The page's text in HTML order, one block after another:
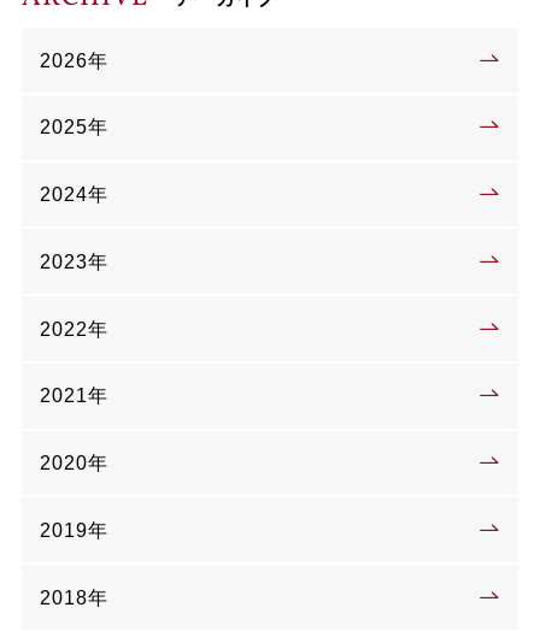
2026年
2025年
2024年
2023年
2022年
2021年
2020年
2019年
2018年